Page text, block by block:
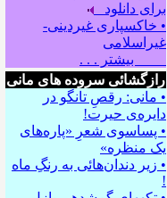
برای دانلود
• خاکسپاری غیردینی-
غیراسلامی
بیشتر . . .
رازگشائی سروده های مانی
• مانی: رقصِ تانگو در
دایره‌ی حیرت!
• پساسوی شعرِ «پاره‌های
یک منظره»
• زیر دندان‌هائی به رنگِ ماه
!